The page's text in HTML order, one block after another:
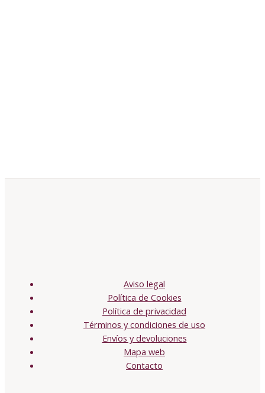
Aviso legal
Política de Cookies
Política de privacidad
Términos y condiciones de uso
Envíos y devoluciones
Mapa web
Contacto